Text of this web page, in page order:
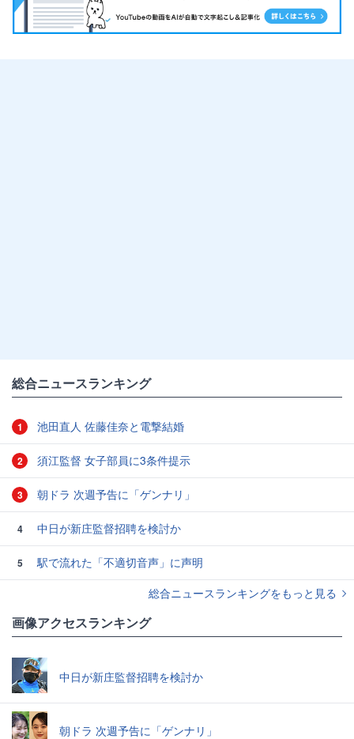
総合ニュースランキング
1 池田直人 佐藤佳奈と電撃結婚
2 須江監督 女子部員に3条件提示
3 朝ドラ 次週予告に「ゲンナリ」
4 中日が新庄監督招聘を検討か
5
駅で流れた「不適切音声」に声明
総合ニュースランキングをもっと見る
画像アクセスランキング
中日が新庄監督招聘を検討か
朝ドラ 次週予告に「ゲンナリ」